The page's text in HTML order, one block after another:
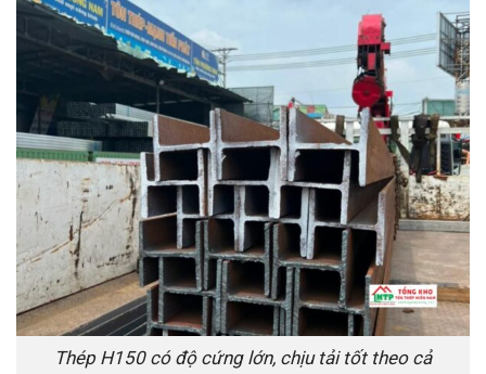
Thép H150 có độ cứng lớn, chịu tải tốt theo cả